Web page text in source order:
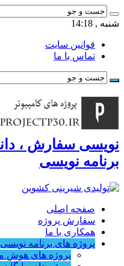
شنبه , 14:18
قوانین سایت
تماس با ما
نویسی سفارش ،
برنامه نویسی
صفحه اصلی
سفارش پروژه
همکاری با ما
پروژه های برنامه نویسی
پروژه های هوش